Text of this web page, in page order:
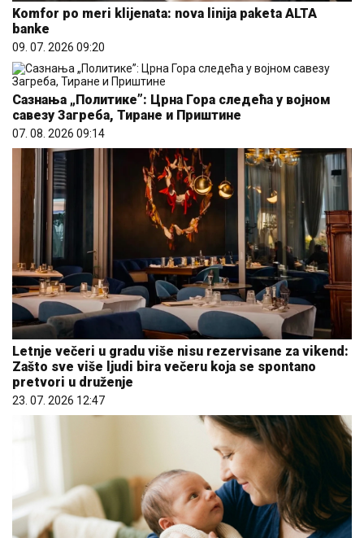
Komfor po meri klijenata: nova linija paketa ALTA
banke
09. 07. 2026 09:20
Сазнања „Политике”: Црна Гора следећа у војном
савезу Загреба, Тиране и Приштине
07. 08. 2026 09:14
Letnje večeri u gradu više nisu rezervisane za vikend:
Zašto sve više ljudi bira večeru koja se spontano
pretvori u druženje
23. 07. 2026 12:47